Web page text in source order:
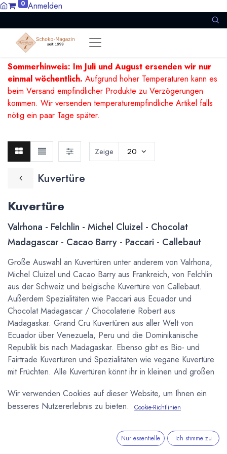
0 Anmelden
Sommerhinweis: Im Juli und August ersenden wir nur
einmal wöchentlich. Aufgrund hoher Temperaturen kann es
beim Versand empfindlicher Produkte zu Verzögerungen
kommen. Wir versenden temperaturempfindliche Artikel falls
nötig ein paar Tage später.
Kuvertüre
Zeige 20
Kuvertüre
Valrhona - Felchlin - Michel Cluizel - Chocolat
Madagascar - Cacao Barry - Paccari - Callebaut
Große Auswahl an Kuvertüren unter anderem von Valrhona,
Michel Cluizel und Cacao Barry aus Frankreich, von Felchlin
aus der Schweiz und belgische Kuvertüre von Callebaut.
Außerdem Spezialitäten wie Paccari aus Ecuador und
Chocolat Madagascar / Chocolaterie Robert aus
Madagaskar. Grand Cru Kuvertüren aus aller Welt von
Ecuador über Venezuela, Peru und die Dominikanische
Republik bis nach Madagaskar. Ebenso gibt es Bio- und
Fairtrade Kuvertüren und Spezialitäten wie vegane Kuvertüre
mit Früchten. Alle Kuvertüren könnt ihr in kleinen und großen
machen, oder für Gastronomie und
Schokoladenmanufakturen auch über unserenB2B
Wir verwenden Cookies auf dieser Website, um Ihnen ein
besseres Nutzererlebnis zu bieten.
Cookie-Richtlinien
Nur essentielle Ich stimme zu